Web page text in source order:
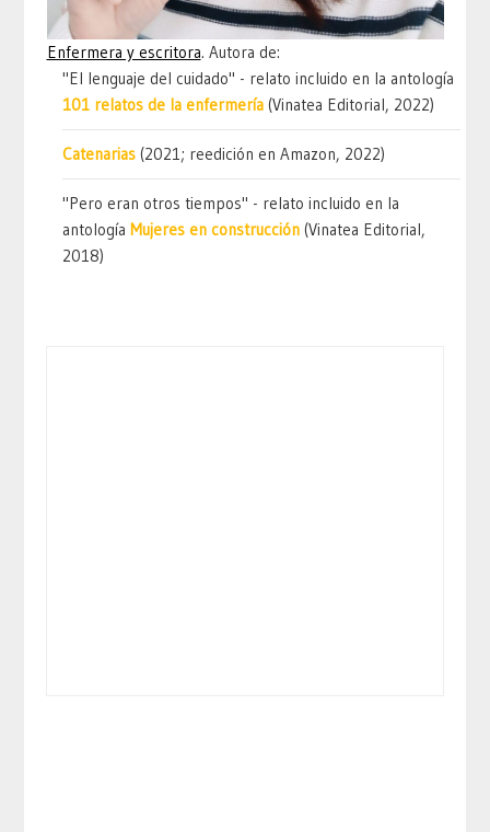
Enfermera y escritora. Autora de:
"El lenguaje del cuidado" - relato incluido en la antología
101 relatos de la enfermería (Vinatea Editorial, 2022)
Catenarias (2021; reedición en Amazon, 2022)
"Pero eran otros tiempos" - relato incluido en la
antologíaMujeres en construcción (Vinatea Editorial,
2018)